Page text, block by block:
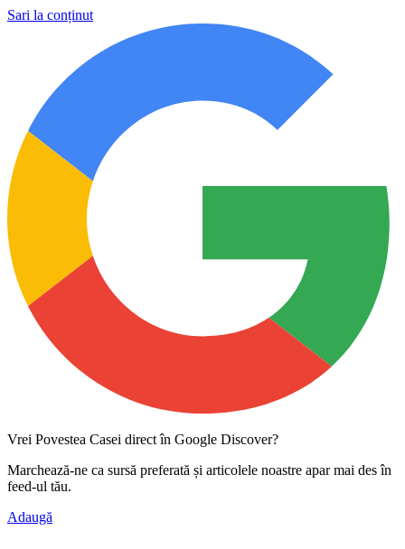
Sari la conținut
Vrei Povestea Casei direct în Google Discover?
Marchează-ne ca sursă preferată și articolele noastre apar mai des în
feed-ul tău.
Adaugă